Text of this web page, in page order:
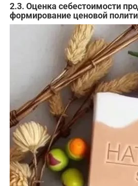
2.3. Оценка себестоимости
формирование ценовой